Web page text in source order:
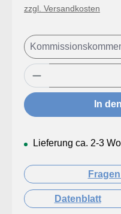
zzgl. Versandkosten
Produkt Anzahl:
In
Lieferung ca. 2-3
Datenblatt